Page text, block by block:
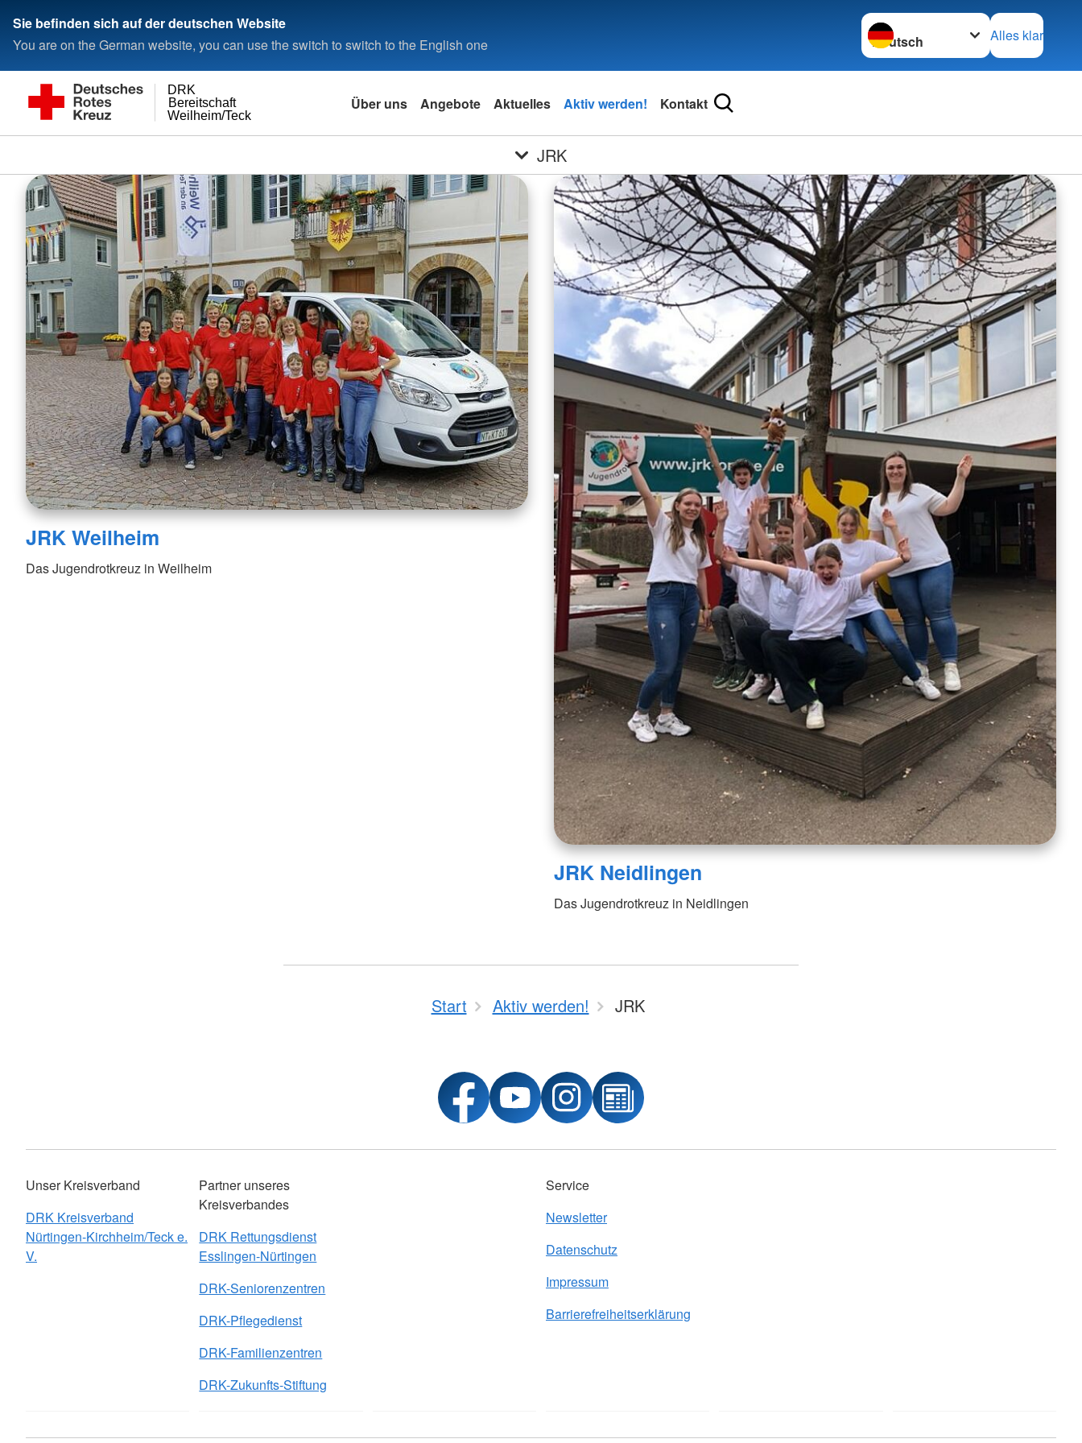
Sie befinden sich auf der deutschen Website
You are on the German website, you can use the switch to switch to the English one
Sprache wechseln zu
Alles klar
Weilheim/Teck
Bereitschaft
DRK
Über uns Angebote Aktuelles Aktiv werden! Kontakt
JRK
JRK Weilheim
Das Jugendrotkreuz in Weilheim
JRK Neidlingen
Das Jugendrotkreuz in Neidlingen
Start Aktiv werden! JRK
Unser Kreisverband
DRK Kreisverband
Nürtingen-Kirchheim/Teck e.
V.
Partner unseres
Kreisverbandes
DRK Rettungsdienst
Esslingen-Nürtingen
DRK-Seniorenzentren
DRK-Pflegedienst
DRK-Familienzentren
DRK-Zukunfts-Stiftung
Service
Newsletter
Datenschutz
Impressum
Barrierefreiheitserklärung